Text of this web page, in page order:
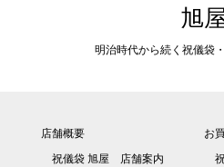
旭
明治時代から続く祝儀袋
店舗概要
祝儀袋 旭屋 店舗案内
お